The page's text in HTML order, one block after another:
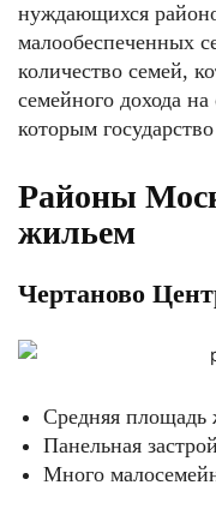
нуждающихся
малообеспеченных
количество семей,
семейного дохода
которым
Районы
жильем
Чертаново
Средняя площадь
Панельная
Много